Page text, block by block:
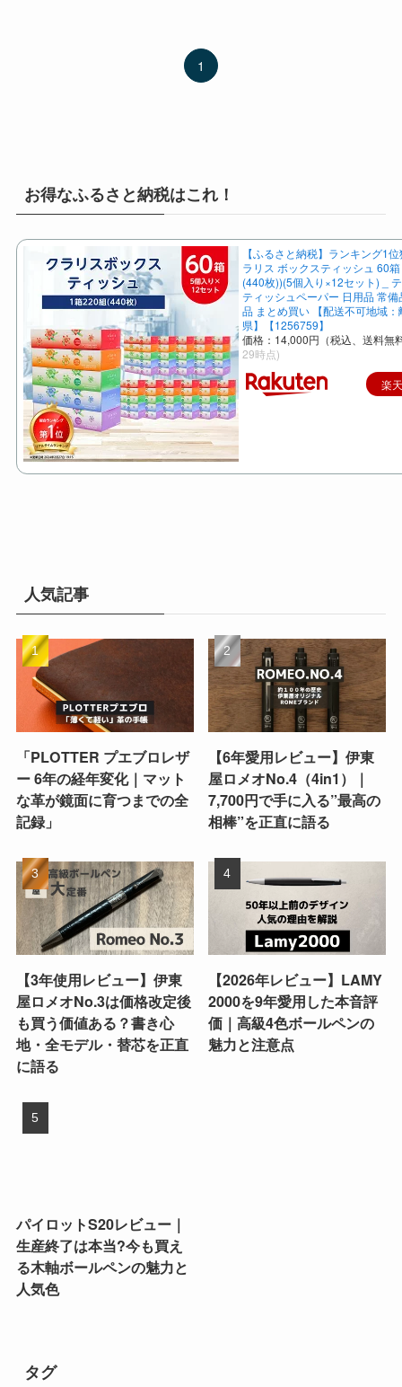
1
お得なふるさと納税はこれ！
【ふるさと納税】ランキング1
ラリス ボックスティッシュ 60
(440枚))(5個入り×12セット) _
ティッシュペーパー 日用品 常備
品 まとめ買い 【配送不可地域：
県】【1256759】
価格：14,000円（税込、送料無
29時点)
楽
人気記事
「PLOTTER プエブロレザ
ー 6年の経年変化｜マット
な革が鏡面に育つまでの全
記録」
【6年愛用レビュー】伊東
屋ロメオNo.4（4in1）｜
7,700円で手に入る”最高の
相棒”を正直に語る
【3年使用レビュー】伊東
屋ロメオNo.3は価格改定後
も買う価値ある？書き心
地・全モデル・替芯を正直
に語る
【2026年レビュー】LAMY
2000を9年愛用した本音評
価｜高級4色ボールペンの
魅力と注意点
パイロットS20レビュー｜
生産終了は本当?今も買え
る木軸ボールペンの魅力と
人気色
タグ